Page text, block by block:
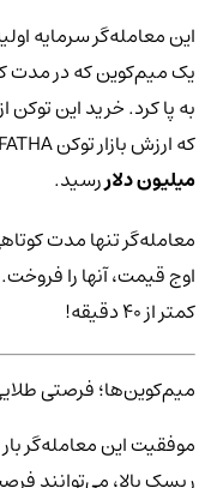
این معامله‌گر سرمایه
یک میم‌کوین که در مدت
به پا کرد. خرید این توکن
که ارزش بازار توکن FATHA با سرعتی شگفت‌انگیز به بیش از
میلیون دلاررسید.
معامله‌گر تنها مدت
اوج قیمت، آنها را
کمتر از ۴۰ دقیقه!
میم‌کوین‌ها؛ فرصتی
موفقیت این معامله‌گر